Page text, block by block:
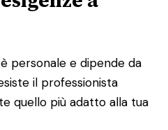
personale e dipende da
il professionista
quello più adatto alla tua